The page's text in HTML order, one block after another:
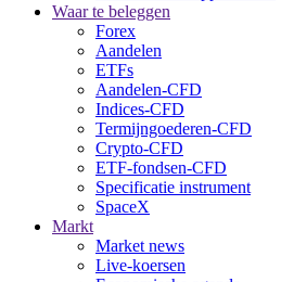
Waar te beleggen
Forex
Aandelen
ETFs
Aandelen-CFD
Indices-CFD
Termijngoederen-CFD
Crypto-CFD
ETF-fondsen-CFD
Specificatie instrument
SpaceX
Markt
Market news
Live-koersen